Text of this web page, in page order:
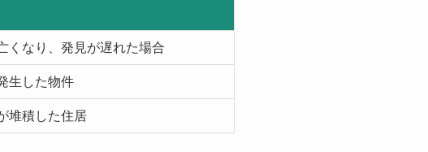
くなり、発見が遅れた場合
生した物件
堆積した住居